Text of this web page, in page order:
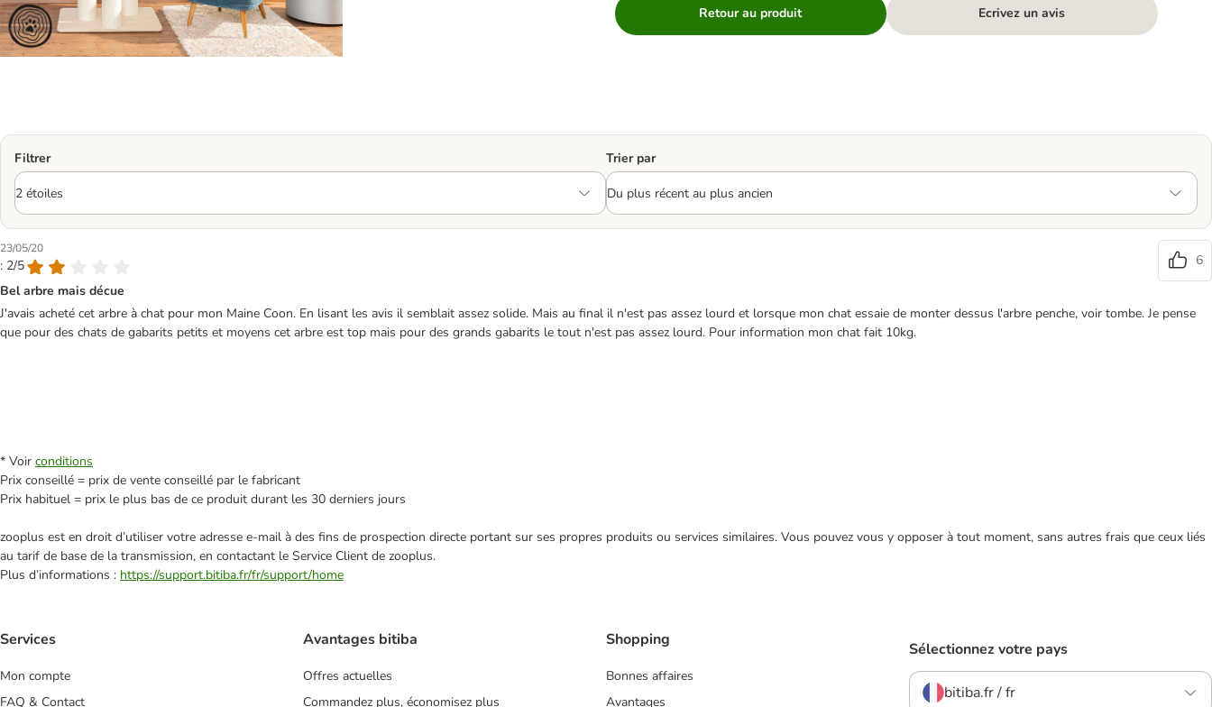
Retour au produit Ecrivez un avis
Filtrer Trier par
23/05/20
: 2/5
6
Bel arbre mais décue
J'avais acheté cet arbre à chat pour mon Maine Coon. En lisant les avis il semblait assez solide. Mais au final il n'est pas assez lourd et lorsque mon chat essaie de monter dessus l'arbre penche, voir tombe. Je pense
que pour des chats de gabarits petits et moyens cet arbre est top mais pour des grands gabarits le tout n'est pas assez lourd. Pour information mon chat fait 10kg.
* Voir conditions
Prix conseillé = prix de vente conseillé par le fabricant
Prix habituel = prix le plus bas de ce produit durant les 30 derniers jours
zooplus est en droit d’utiliser votre adresse e‑mail à des fins de prospection directe portant sur ses propres produits ou services similaires. Vous pouvez vous y opposer à tout moment, sans autres frais que ceux liés
au tarif de base de la transmission, en contactant le Service Client de zooplus.
Plus d’informations : https://support.bitiba.fr/fr/support/home
Services
Mon compte
FAQ & Contact
Avantages bitiba
Offres actuelles
Commandez plus, économisez plus
Shopping
Bonnes affaires
Avantages
Sélectionnez votre pays
bitiba.fr / fr